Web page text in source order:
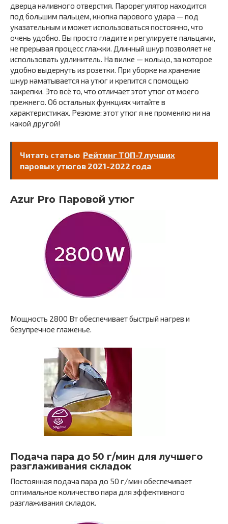
дверца наливного отверстия. Парорегулятор находится
под большим пальцем, кнопка парового удара — под
указательным и может использоваться постоянно, что
очень удобно. Вы просто гладите и регулируете пальцами,
не прерывая процесс глажки. Длинный шнур позволяет не
использовать удлинитель. На вилке — кольцо, за которое
удобно выдернуть из розетки. При уборке на хранение
шнур наматывается на утюг и крепится с помощью
закрепки. Это всё то, что отличает этот утюг от моего
прежнего. Об остальных функциях читайте в
характеристиках. Резюме: этот утюг я не променяю ни на
какой другой!
Читать статью Рейтинг ТОП-7 лучших
паровых утюгов 2021-2022 года
Azur Pro Паровой утюг
Мощность 2800 Вт обеспечивает быстрый нагрев и
безупречное глаженье.
Подача пара до 50 г/мин для лучшего
разглаживания складок
Постоянная подача пара до 50 г/мин обеспечивает
оптимальное количество пара для эффективного
разглаживания складок.